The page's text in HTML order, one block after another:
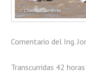
Comentario del Ing.
Transcurridas 42